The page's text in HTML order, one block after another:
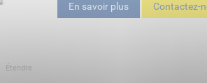
Étendre
En savoir plus Contactez-